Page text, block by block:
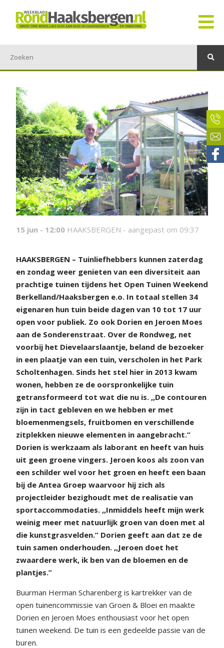
15 jun - 12:00 HAAKSBERGEN - aangepast om 09:37
HAAKSBERGEN – Tuinliefhebbers kunnen zaterdag
en zondag weer genieten van een diversiteit aan
prachtige tuinen tijdens het Open Tuinen Weekend
Berkelland/Haaksbergen e.o. In totaal stellen 34
eigenaren hun tuin beide dagen van 10 tot 17 uur
open voor publiek. Zo ook Dorien en Jeroen Moes
aan de Sonderenstraat. Over de Rondweg, net
voorbij het Dievelaarslaantje, beland de bezoeker
in een plaatje van een tuin, verscholen in het Park
Scholtenhagen. Sinds het stel hier in 2013 kwam
wonen, hebben ze de oorspronkelijke tuin
getransformeerd tot wat die nu is. ,,De contouren
zijn in tact gebleven en we hebben er met
bloemenmengsels, fruitbomen en verschillende
zitplekken nieuwe elementen in aangebracht.”
Dorien is werkzaam als laborant en heeft van huis
uit geen groene vingers. Jeroen koos als zoon van
een schilder wel voor het groen en heeft een baan
bij de Antea Groep waarvoor hij zich als
projectleider bezighoudt met de realisatie van
sportaccommodaties. ,,Inmiddels heeft mijn werk
weinig meer met natuurlijk groen van doen met al
die kunstgrasvelden.” Dorien geeft aan dat ze de
tuin samen onderhouden. ,,Jeroen doet het
zwaardere werk, ik ben van de bloemen en de
plantjes.”
Buurman Herman Scharenberg is kartrekker van de
open tuinencommissie van Groen & Bloei en maakte
Dorien en Jeroen Moes enthousiast voor het open
tuinen weekend. De tuin is een gedeelde passie van de
buren.